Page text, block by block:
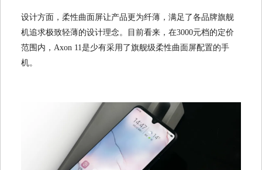
设计方面，柔性曲面屏让产品更为纤薄，满足了各品牌旗舰
机追求极致轻薄的设计理念。目前看来，在3000元档的定价
范围内，Axon 11是少有采用了旗舰级柔性曲面屏配置的手
机。